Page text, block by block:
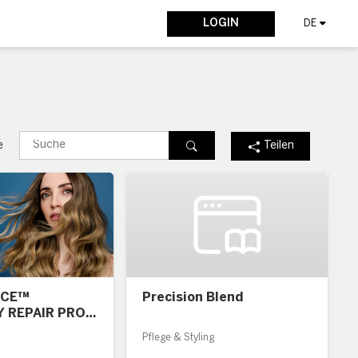
LOGIN DE
Suche
data-flex-icon="star" class="flex-icon ft-fw ft tfont-var-star-fill
Teilen
REPAIR PRO
Precision Blend
Pflege & Styling